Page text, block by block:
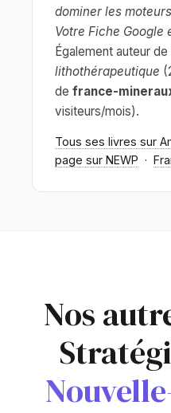
dominer les
Votre Fiche
Également auteur de
lithothérapeutique
de france-
visiteurs/mois).
Tous ses livres sur
page sur NEWP ·
Nos